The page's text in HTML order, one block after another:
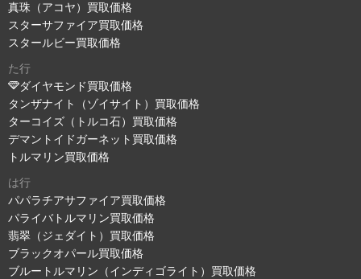
真珠（アコヤ）買取価格
スターサファイア買取価格
スタールビー買取価格
た行
ダイヤモンド買取価格
タンザナイト（ゾイサイト）買取価格
ターコイズ（トルコ石）買取価格
デマントイドガーネット買取価格
トルマリン買取価格
は行
パパラチアサファイア買取価格
パライバトルマリン買取価格
翡翠（ジェダイト）買取価格
ブラックオパール買取価格
ブルートルマリン（インディゴライト）買取価格